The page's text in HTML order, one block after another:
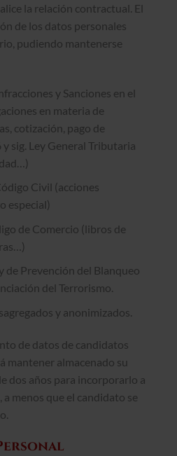
la relación contractual. El
de los datos personales
pudiendo mantenerse
y Sanciones en el
en materia de
cotización, pago de
sig. Ley General Tributaria
Civil (acciones
especial)
de Comercio (libros de
de Prevención del Blanqueo
del Terrorismo.
y anonimizados.
de datos de candidatos
mantener almacenado su
dos años para incorporarlo a
menos que el candidato se